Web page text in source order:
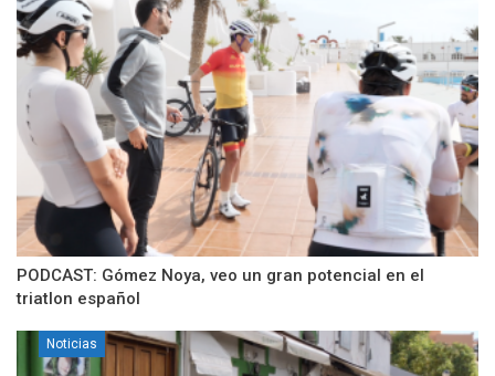
PODCAST: Gómez Noya, veo un gran potencial en el
triatlon español
Noticias